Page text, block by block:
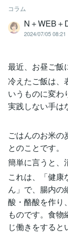
コラム
N＋WEB＋
2024/07/05 08:21
最近、お昼ご飯
冷えたご飯は、
いうものに変わ
実践しない手は
ごはんのお米の
とのことです。
簡単に言うと、
これは、「健康
ん」で、腸内の
酸・酪酸を作り
ものです。食
じ働きをすると